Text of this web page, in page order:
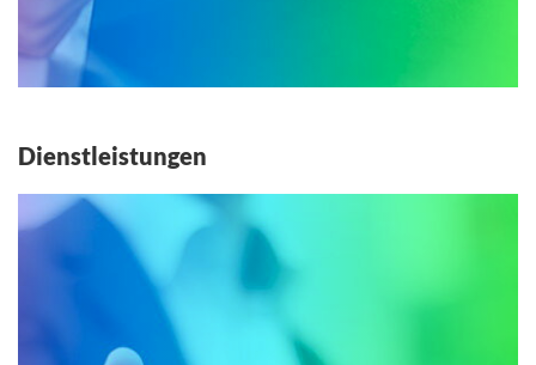
Dienstleistungen